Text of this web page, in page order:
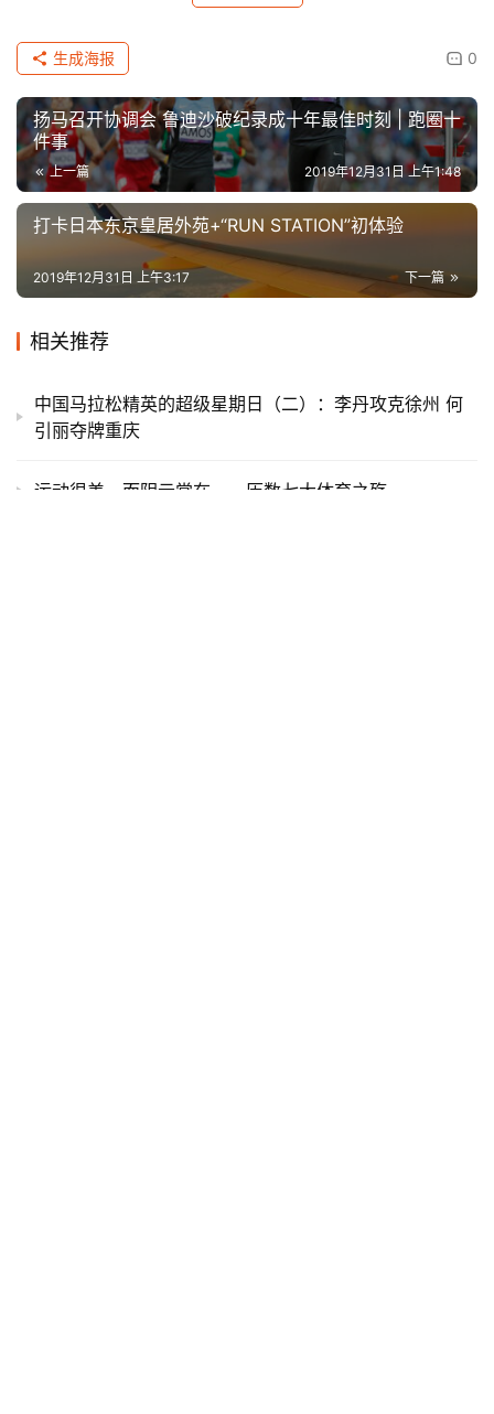
0
生成海报
扬马召开协调会 鲁迪沙破纪录成十年最佳时刻 | 跑圈十
件事
上一篇 2019年12月31日 上午1:48
打卡日本东京皇居外苑+“RUN STATION”初体验
下一篇
2019年12月31日 上午3:17
相关推荐
中国马拉松精英的超级星期日（二）：李丹攻克徐州 何
引丽夺牌重庆
运动很美，而阴云常在——历数七大体育之殇